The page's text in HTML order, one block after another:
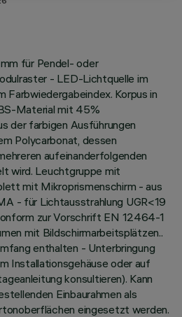
für Pendel- oder
- LED-Lichtquelle im
Korpus in
Material mit 45%
der farbigen Ausführungen
Polycarbonat, dessen
aufeinanderfolgenden
wird. Leuchtgruppe mit
mit Mikroprismenschirm - aus
- für Lichtausstrahlung UGR<19
zur Vorschrift EN 12464-1
mit Bildschirmarbeitsplätzen..
enthalten - Unterbringung
Installationsgehäuse oder auf
konsultieren). Kann
Einbaurahmen als
eingesetzt werden.